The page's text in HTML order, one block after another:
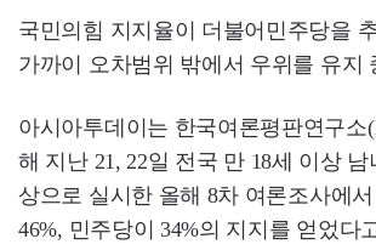
국민의힘 지지율이 더불어민주당을
가까이 오차범위 밖에서 우위를 유지
아시아투데이는 한국여론평판연구소
해 지난 21, 22일 전국 만 18세 이상 남
상으로 실시한 올해 8차 여론조사에서
46%, 민주당이 34%의 지지를 얻었다